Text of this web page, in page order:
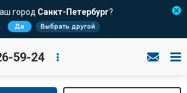
город Санкт-Петербург?
Да Выбрать другой
59-24